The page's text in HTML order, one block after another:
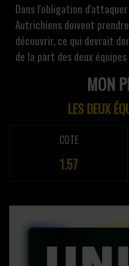
Dans l'obligation
Autrichiens doivent
découvrir, ce qui devrait
de la part des deux équipes
MON
LES DEUX
COTE
1.57